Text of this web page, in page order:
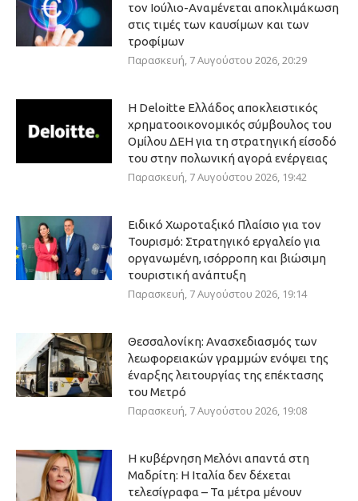
τον Ιούλιο-Αναμένεται αποκλιμάκωση
στις τιμές των καυσίμων και των
τροφίμων
Παρασκευή, 7 Αυγούστου 2026, 20:29
Η Deloitte Ελλάδος αποκλειστικός
χρηματοοικονομικός σύμβουλος του
Ομίλου ΔΕΗ για τη στρατηγική είσοδό
του στην πολωνική αγορά ενέργειας
Παρασκευή, 7 Αυγούστου 2026, 19:42
Ειδικό Χωροταξικό Πλαίσιο για τον
Τουρισμό: Στρατηγικό εργαλείο για
οργανωμένη, ισόρροπη και βιώσιμη
τουριστική ανάπτυξη
Παρασκευή, 7 Αυγούστου 2026, 19:14
Θεσσαλονίκη: Ανασχεδιασμός των
λεωφορειακών γραμμών ενόψει της
έναρξης λειτουργίας της επέκτασης
του Μετρό
Παρασκευή, 7 Αυγούστου 2026, 19:08
Η κυβέρνηση Μελόνι απαντά στη
Μαδρίτη: Η Ιταλία δεν δέχεται
τελεσίγραφα – Τα μέτρα μένουν